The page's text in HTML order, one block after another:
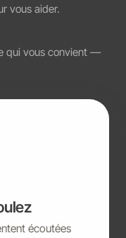
vous aider.
qui vous convient —
écoutées